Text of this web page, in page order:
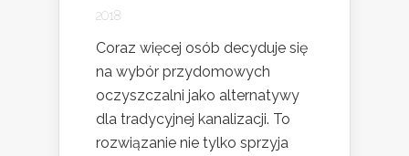
2018
Coraz więcej osób decyduje się
na wybór przydomowych
oczyszczalni jako alternatywy
dla tradycyjnej kanalizacji. To
rozwiązanie nie tylko sprzyja